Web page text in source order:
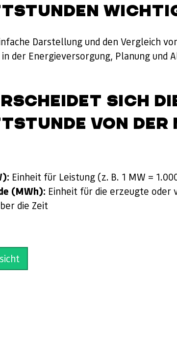
Darstellung und den Vergleich
der Energieversorgung, Planung und
SICH
VON DER
Einheit für Leistung (z. B. 1 MW =
(MWh): Einheit für die erzeugte oder
die Zeit